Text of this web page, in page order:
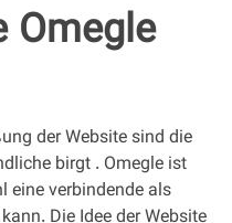
Omegle
der Website sind die
birgt . Omegle ist
eine verbindende als